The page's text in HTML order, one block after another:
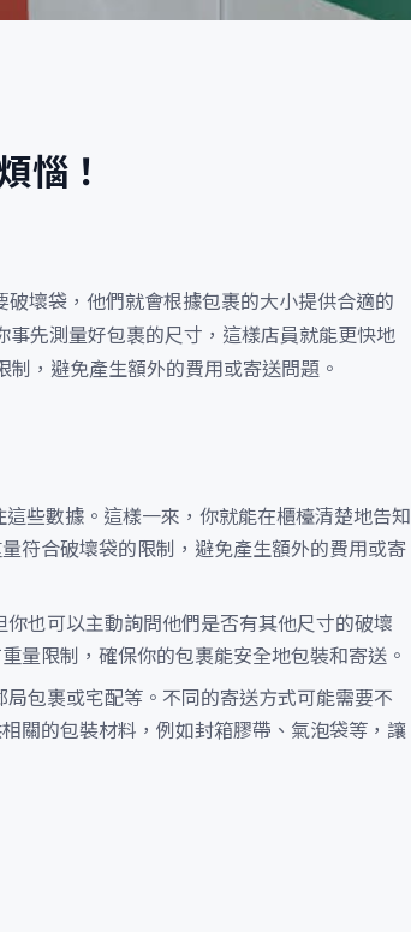
惱！
壞袋，他們就會根據包裹的大小提供合適的
先測量好包裹的尺寸，這樣店員就能更快地
，避免產生額外的費用或寄送問題。
些數據。這樣一來，你就能在櫃檯清楚地告知
符合破壞袋的限制，避免產生額外的費用或寄
也可以主動詢問他們是否有其他尺寸的破壞
量限制，確保你的包裹能安全地包裝和寄送。
包裹或宅配等。不同的寄送方式可能需要不
關的包裝材料，例如封箱膠帶、氣泡袋等，讓